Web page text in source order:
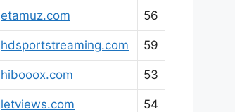
etamuz.com 56
hdsportstreaming.com 59
hibooox.com 53
letviews.com 54